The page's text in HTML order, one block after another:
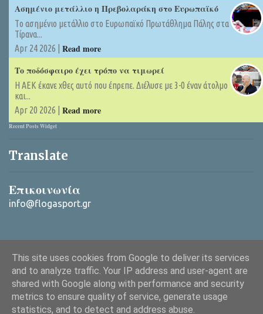
Ασημένιο μετάλλιο η Πρεβολαράκη στο Ευρωπαϊκό
Tο ασημένιο μετάλλιο στο Ευρωπαϊκό Πρωτάθλημα Πάλης στα
Τίρανα...
Apr 24 2026 | Read more
Το ποδόσφαιρο έχει τρόπο να τιμωρεί
Η ΑΕΚ έκανε χθες αυτό που έπρεπε. Διέλυσε με 3-0 έναν άτολμο
και...
Apr 20 2026 | Read more
Recent Posts Widget
Translate
Επικοινωνία
info@flogasport.gr
Από το Blogger
This site uses cookies from Google to deliver its services
and to analyze traffic. Your IP address and user-agent are
shared with Google along with performance and security
metrics to ensure quality of service, generate usage
statistics, and to detect and address abuse.